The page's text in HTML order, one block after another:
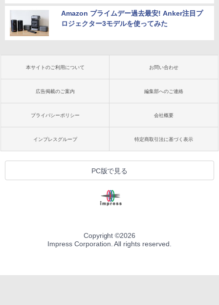
Amazon プライムデー過去最安! Anker注目プ
ロジェクター3モデルを使ってみた
本サイトのご利用について お問い合わせ
広告掲載のご案内 編集部へのご連絡
プライバシーポリシー 会社概要
インプレスグループ 特定商取引法に基づく表示
PC版で見る
Copyright ©2026
Impress Corporation. All rights reserved.